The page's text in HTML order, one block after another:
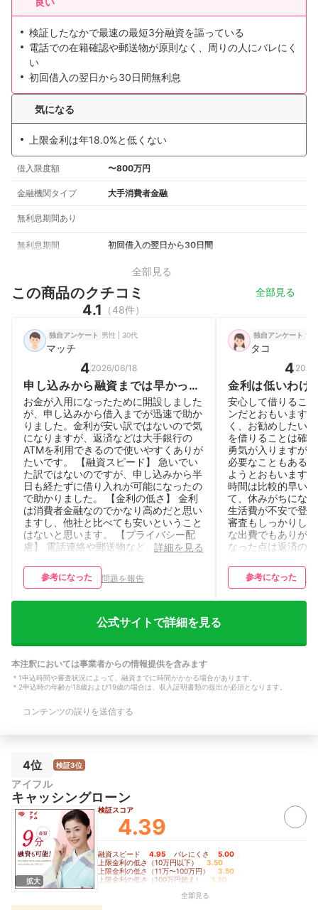
検証したなかで最速の最短3分融資を謳っている
電話での在籍確認や郵送物が原則なく、周りの人にバレにく
い
初回借入の翌日から30日間無利息
気になる
上限金利は年18.0%と低くない
借入限度額 〜800万円
金融機関タイプ 大手消費者金融
無利息期間あり
無利息期間 初回借入の翌日から30日間
全部見る
この商品のクチコミ 全部見る
4.1 （48件）
独自アンケート 男性 | 30代
マッチ
4 2026/06/18
申し込みから融資までは早かっ
た。金利は高め。
お金が入用になったために開設しました
が、申し込みから借入までが迅速で助か
りました。金利が安い訳ではないので気
になりますが、返済などは大手銀行の
ATMを利用できるので使いやすくありが
たいです。 【融資スピード】 急いでい
た訳ではないのですが、申し込みから半
日も経たずに借り入れが可能になったの
で助かりました。 【金利の低さ】 金利
は消費者金融なのでかなり高めだと思い
ますし、他社と比べても安いということ
はないと思います。 【プライバシー配
慮】 電話連絡や郵送物などこちらの希
心して申し込めました。 【借入・返済
の利便性】 三井住友銀行のATMで手数
です。 【基本情報】 年収：400万円〜
499万円 職業：自営業 借入用途：事業
数：3社目
詳細を見る
参考になった 問題を報告
独自アンケート 女
タコ
4
金利は低いわけ
が、融資は早く
安心して借りるこ
ンだとおもいます
く、お勧めしたい
を借りることは確
勇気が入りますが
必要なこともある
ようとおもいます
時間は比較的早い
て、休みがちにな
生活費が不安で登
審査もしっかりし
な出費でもありが
なった点は返済の
たので、私はセブ
した。 【金利の低
どとゆっくりして
りることができま
の利便性】 web解
すが、 私はカード
参考になった
公式サイトで詳細を見る
本注釈においては事業者からの情報提供を含みます
＊ 1申込時間や審査状況によって、融資までに時間がかかる場合があります。
＊ 2申込時の年齢が18歳および19歳の場合は、収入証明書類の提出が必須となります。
コンテンツの誤りを送信する
4位 検証3位
アイフル
キャッシングローン
拡大
検証スコア
4.39
融資スピード 4.95 バレにくさ 5.00
上限金利の低さ（10万円以下） 3.50
上限金利の低さ（11万〜100万円） 3.50
上限金利の低さ（100万円超え） 3.50
全部見る